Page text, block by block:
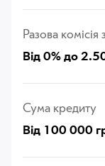
Разова
Від 0% до
Сума кредиту
Від 100 000